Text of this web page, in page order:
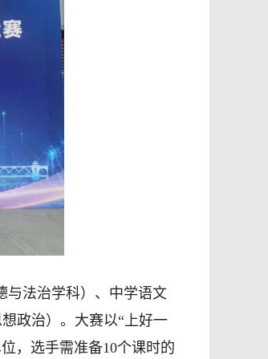
与法治学科）、中学语文
政治）。大赛以“上好一
，选手需准备10个课时的